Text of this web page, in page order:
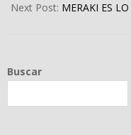
Next Post: MERAKI ES
Buscar